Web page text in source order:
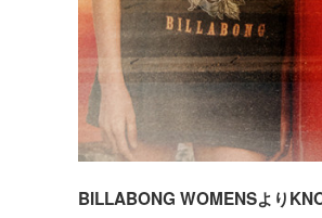
BILLABONG WOMENSより